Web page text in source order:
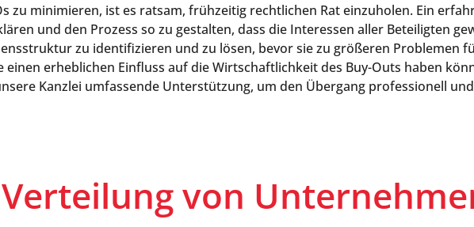
zu minimieren, ist es ratsam, frühzeitig rechtlichen Rat einzuholen. Ein
und den Prozess so zu gestalten, dass die Interessen aller Beteiligten
zu identifizieren und zu lösen, bevor sie zu größeren Problemen
einen erheblichen Einfluss auf die Wirtschaftlichkeit des Buy-Outs haben
Kanzlei umfassende Unterstützung, um den Übergang professionell
Verteilung von